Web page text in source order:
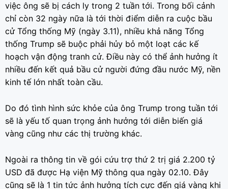
việc ông sẽ bị cách ly trong 2 tuần tới. Trong bối cảnh
chỉ còn 32 ngày nữa là tới thời điểm diễn ra cuộc bầu
cử Tổng thống Mỹ (ngày 3.11), nhiều khả năng Tổng
thống Trump sẽ buộc phải hủy bỏ một loạt các kế
hoạch vận động tranh cử. Điều này có thể ảnh hưởng ít
nhiều đến kết quả bầu cử người đứng đầu nước Mỹ, nền
kinh tế lớn nhất toàn cầu.
Do đó tình hình sức khỏe của ông Trump trong tuần tới
sẽ là yếu tố quan trọng ảnh hưởng tới diễn biến giá
vàng cũng như các thị trường khác.
Ngoài ra thông tin về gói cứu trợ thứ 2 trị giá 2.200 tỷ
USD đã được Hạ viện Mỹ thông qua ngày 02.10. Đây
cũng sẽ là 1 tin tức ảnh hưởng tích cực đến giá vàng khi